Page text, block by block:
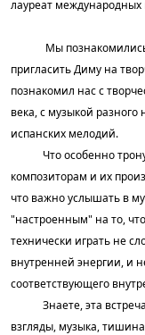
лауреат международных
Мы
пригласить Диму на
познакомил нас с
века, с музыкой
испанских мелодий.
Что особенно
композиторам и их
что важно услышать в
"настроенным" на то,
технически играть не
внутренней энергии, и
соответствующего
Знаете, эта
взгляды, музыка,